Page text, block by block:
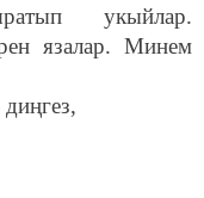
укыйлар.
язалар. Минем